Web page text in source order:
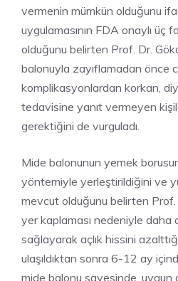
vermenin mümkün olduğunu
uygulamasının FDA onaylı üç
olduğunu belirten Prof. Dr.
balonuyla zayıflamadan önce
komplikasyonlardan korkan,
tedavisine yanıt vermeyen
gerektiğini de vurguladı.
Mide balonunun yemek
yöntemiyle yerleştirildiğini ve
mevcut olduğunu belirten Prof.
yer kaplaması nedeniyle daha
sağlayarak açlık hissini
ulaşıldıktan sonra 6-12 ay
mide balonu sayesinde, uygun